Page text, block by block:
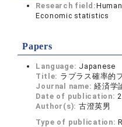
Research field:
Economic statistics
Papers
Language: Japanese
Title: ラプラス確率的
Journal name:経済学
Date of publication:
Author(s): 古澄英男
Type of publication: